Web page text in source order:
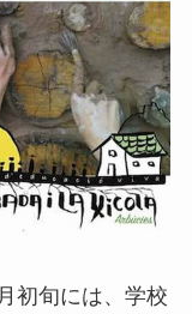
初旬には、学校